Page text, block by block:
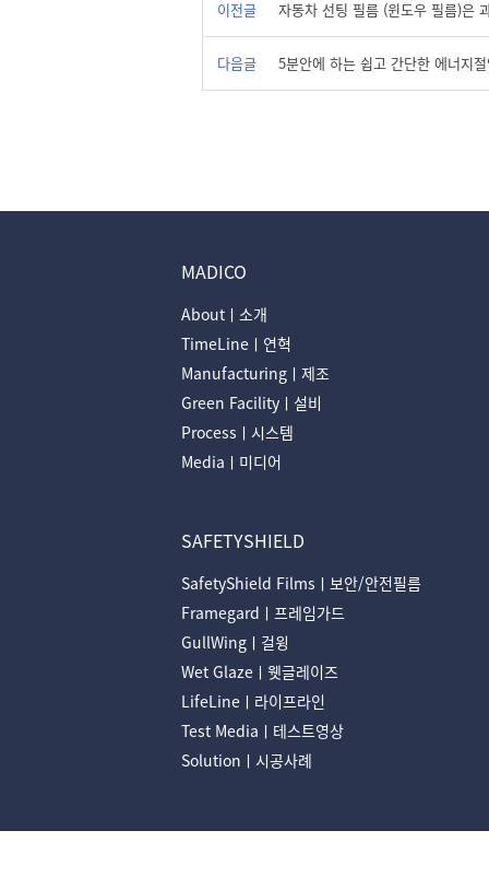
이전글 자동차 선팅 필름 (윈도우 필름)은
다음글 5분안에 하는 쉽고 간단한 에너지
MADICO
Aboutㅣ소개
TimeLineㅣ연혁
Manufacturingㅣ제조
Green Facilityㅣ설비
Processㅣ시스템
Mediaㅣ미디어
SAFETYSHIELD
SafetyShield Filmsㅣ보안/안전필름
Framegardㅣ프레임가드
GullWingㅣ걸윙
Wet Glazeㅣ웻글레이즈
LifeLineㅣ라이프라인
Test Mediaㅣ테스트영상
Solutionㅣ시공사례